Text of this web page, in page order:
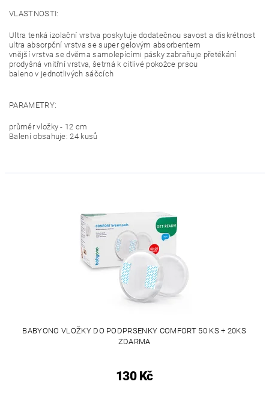
VLASTNOSTI:
Ultra tenká izolační vrstva poskytuje dodatečnou savost a diskrétnost
ultra absorpční vrstva se super gelovým absorbentem
vnější vrstva se dvěma samolepícími pásky zabraňuje přetékání
prodyšná vnitřní vrstva, šetrná k citlivé pokožce prsou
baleno v jednotlivých sáčcích
PARAMETRY:
průměr vložky - 12 cm
Balení obsahuje: 24 kusů
BABYONO VLOŽKY DO PODPRSENKY COMFORT 50 KS + 20KS
ZDARMA
130 Kč